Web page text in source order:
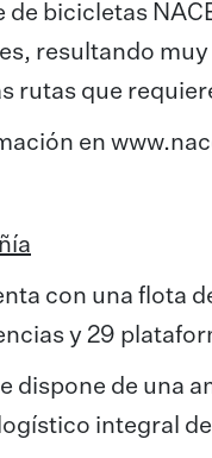
bicicletas
resultando
rutas que
en
con una flota
y 29
dispone de una
integral